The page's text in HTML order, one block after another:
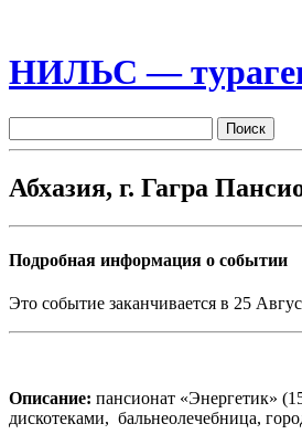
НИЛЬС —
Абхазия, г. Гагра
Подробная информация о событии
Это событие заканчивается в 25
Описание: пансионат «Энергетик»
дискотеками, бальнеолечебница,